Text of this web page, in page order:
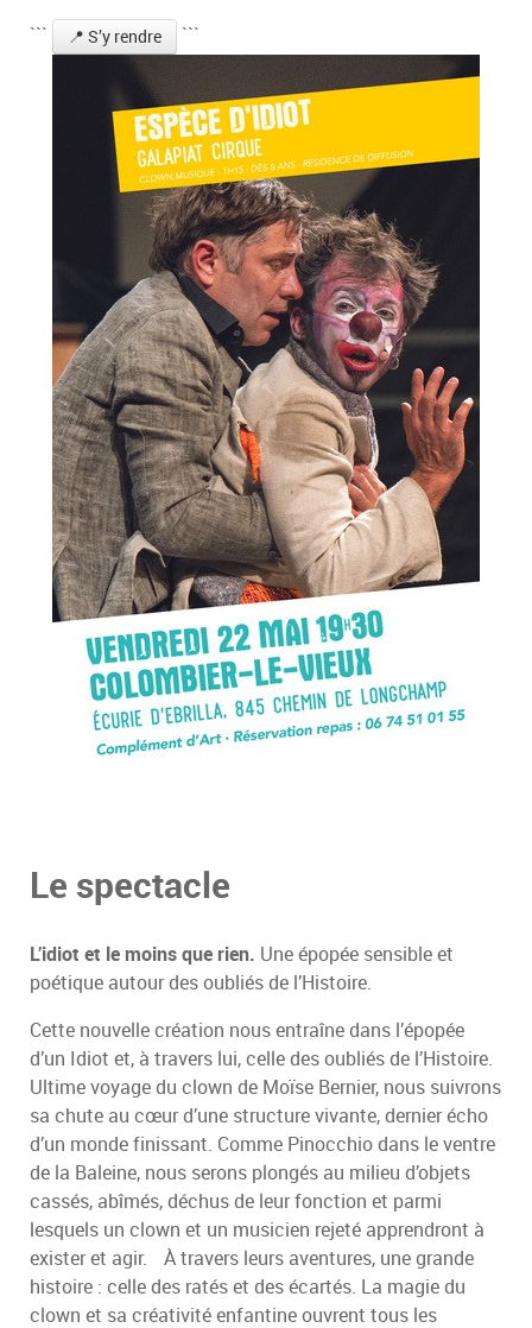
```
📍 S’y rendre ```
Le spectacle
L’idiot et le moins que rien. Une épopée sensible et
poétique autour des oubliés de l’Histoire.
Cette nouvelle création nous entraîne dans l’épopée
d’un Idiot et, à travers lui, celle des oubliés de l’Histoire.
Ultime voyage du clown de Moïse Bernier, nous suivrons
sa chute au cœur d’une structure vivante, dernier écho
d’un monde finissant. Comme Pinocchio dans le ventre
de la Baleine, nous serons plongés au milieu d’objets
cassés, abîmés, déchus de leur fonction et parmi
lesquels un clown et un musicien rejeté apprendront à
exister et agir. À travers leurs aventures, une grande
histoire : celle des ratés et des écartés. La magie du
clown et sa créativité enfantine ouvrent tous les